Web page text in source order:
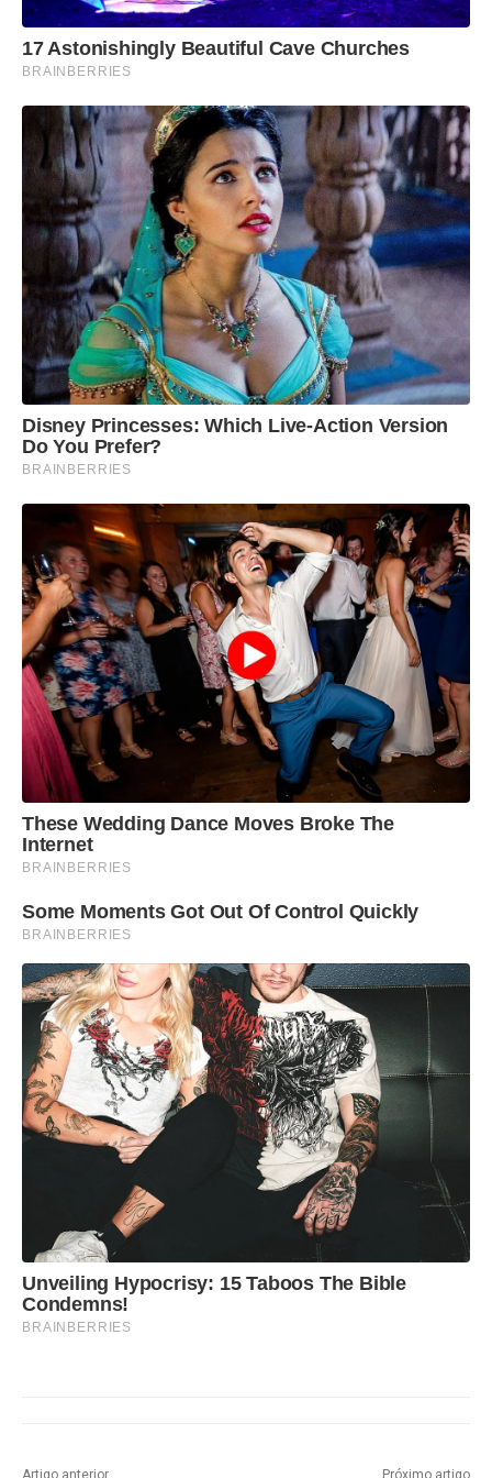
17 Astonishingly Beautiful Cave Churches
BRAINBERRIES
Disney Princesses: Which Live-Action Version
Do You Prefer?
BRAINBERRIES
These Wedding Dance Moves Broke The
Internet
BRAINBERRIES
Some Moments Got Out Of Control Quickly
BRAINBERRIES
Unveiling Hypocrisy: 15 Taboos The Bible
Condemns!
BRAINBERRIES